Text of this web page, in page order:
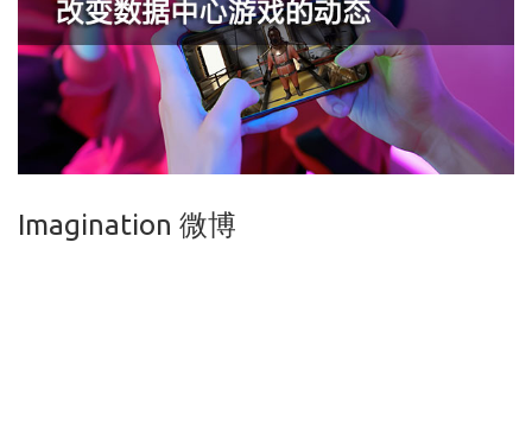
Imagination 微博